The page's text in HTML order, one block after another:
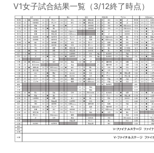
V1女子試合結果一覧（3/12終了時点）